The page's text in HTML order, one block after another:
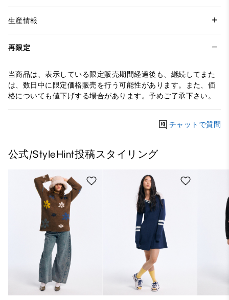
生産情報
再限定
当商品は、表示している限定販売期間経過後も、継続してまた
は、数日中に限定価格販売を行う可能性があります。また、価
格についても値下げする場合があります。予めご了承下さい。
チャットで質問
公式/StyleHint投稿スタイリング